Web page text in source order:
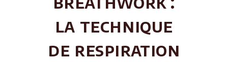
la technique
de respiration